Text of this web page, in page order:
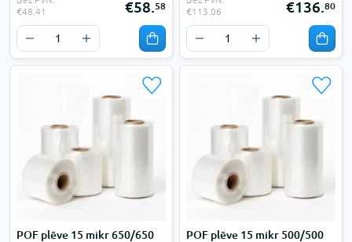
€48.41
€58.58
€113.06
€136.80
POF plēve 15 mikr 650/650
POF plēve 15 mikr 500/500